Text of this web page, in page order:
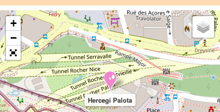
Hercegi Palota
+
−